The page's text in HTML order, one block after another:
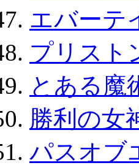
エバーテ
プリスト
とある魔
勝利の女
パスオブ